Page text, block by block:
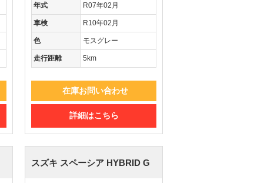
年式 R07年02月
車検 R10年02月
色 モスグレー
走行距離 5km
在庫お問い合わせ
詳細はこちら
スズキ スペーシア HYBRID G